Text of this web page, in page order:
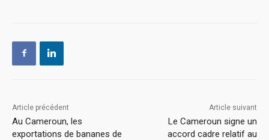
Article précédent
Au Cameroun, les
exportations de bananes de
Article suivant
Le Cameroun signe un
accord cadre relatif au